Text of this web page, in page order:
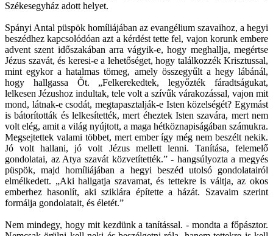
Székesegyház adott helyet.
Spányi Antal püspök homíliájában az evangélium szavaihoz, a hegyi
beszédhez kapcsolódóan azt a kérdést tette fel, vajon korunk embere
advent szent időszakában arra vágyik-e, hogy meghallja, megértse
Jézus szavát, és keresi-e a lehetőséget, hogy találkozzék Krisztussal,
mint egykor a hatalmas tömeg, amely összegyűlt a hegy lábánál,
hogy hallgassa Őt. „Felkerekedtek, legyőzték fáradtságukat,
lelkesen Jézushoz indultak, tele volt a szívűk várakozással, vajon mit
mond, látnak-e csodát, megtapasztalják-e Isten közelségét? Egymást
is bátorították és lelkesítették, mert éheztek Isten szavára, mert nem
volt elég, amit a világ nyújtott, a maga hétköznapiságában számukra.
Megsejtettek valami többet, mert ember így még nem beszélt nekik.
Jó volt hallani, jó volt Jézus mellett lenni. Tanítása, felemelő
gondolatai, az Atya szavát közvetítették.” - hangsúlyozta a megyés
püspök, majd homíliájában a hegyi beszéd utolsó gondolatairól
elmélkedett. „Aki hallgatja szavamat, és tettekre is váltja, az okos
emberhez hasonlít, aki sziklára építette a házát. Szavaim szerint
formálja gondolatait, és életét.”
Nem mindegy, hogy mit kezdünk a tanítással. - mondta a főpásztor.